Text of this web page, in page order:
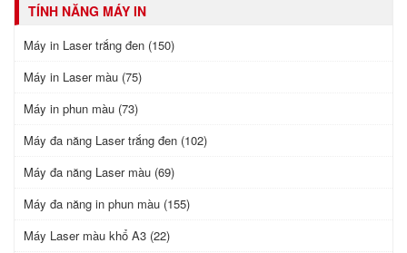
TÍNH NĂNG MÁY IN
Máy in Laser trắng đen (150)
Máy in Laser màu (75)
Máy in phun màu (73)
Máy đa năng Laser trắng đen (102)
Máy đa năng Laser màu (69)
Máy đa năng in phun màu (155)
Máy Laser màu khổ A3 (22)